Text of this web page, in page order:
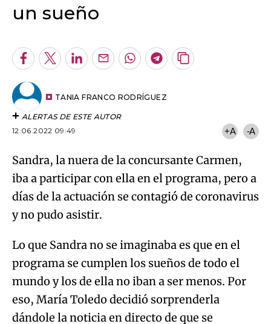
ALERTAS DE ESTE AUTOR
12.06.2022 09:49
Sandra, la nuera de la concursante Carmen,
iba a participar con ella en el programa, pero a
días de la actuación se contagió de coronavirus
y no pudo asistir.
Lo que Sandra no se imaginaba es que en el
programa se cumplen los sueños de todo el
mundo y los de ella no iban a ser menos. Por
eso, María Toledo decidió sorprenderla
dándole la noticia en directo de que se
convertía en ese mismo momento en
concursante.